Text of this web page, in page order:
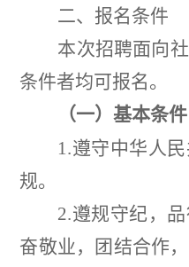
二、报名条件
本次招聘面向
条件者均可报名。
（一）基本条件
1.遵守中华人
规。
2.遵规守纪，
奋敬业，团结合作